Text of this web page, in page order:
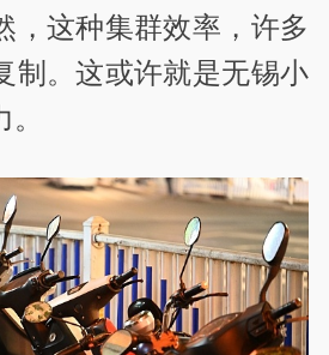
，这种集群效率，许多
制。这或许就是无锡小